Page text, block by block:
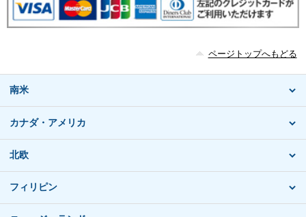
ページトップへもどる
南米
カナダ・アメリカ
北欧
フィリピン